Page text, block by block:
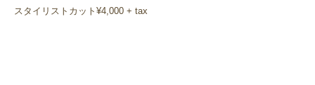
スタイリストカット¥4,000 + tax